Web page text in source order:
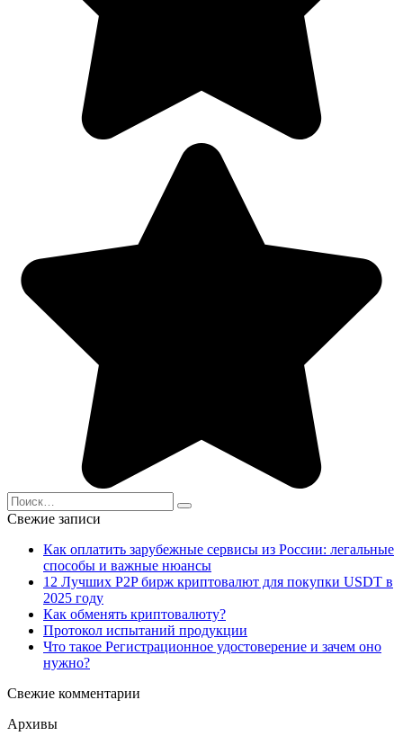
Search
for:
Свежие записи
Как оплатить зарубежные сервисы из России: легальные
способы и важные нюансы
12 Лучших P2P бирж криптовалют для покупки USDT в
2025 году
Как обменять криптовалюту?
Протокол испытаний продукции
Что такое Регистрационное удостоверение и зачем оно
нужно?
Свежие комментарии
Архивы